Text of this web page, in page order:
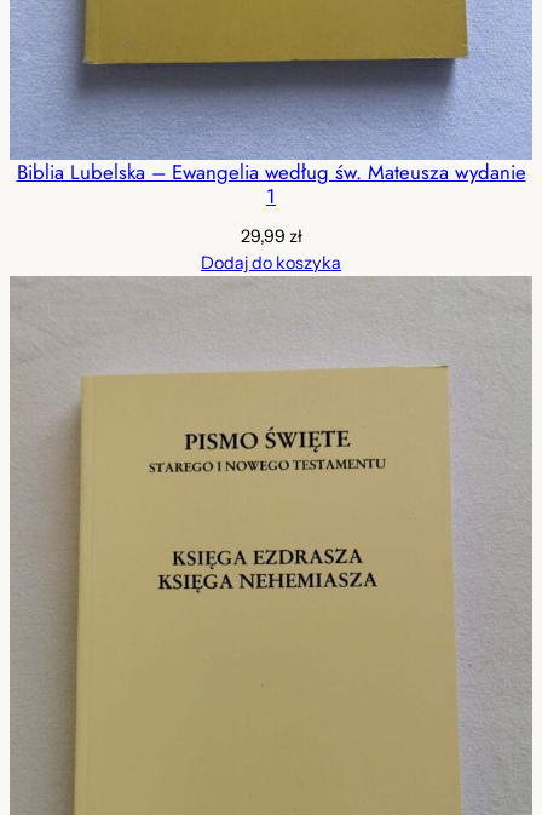
Biblia Lubelska – Ewangelia według św. Mateusza wydanie
1
29,99 zł
Dodaj do koszyka